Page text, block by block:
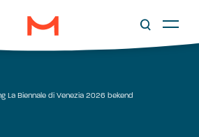
La Biennale di Venezia 2026 bekend